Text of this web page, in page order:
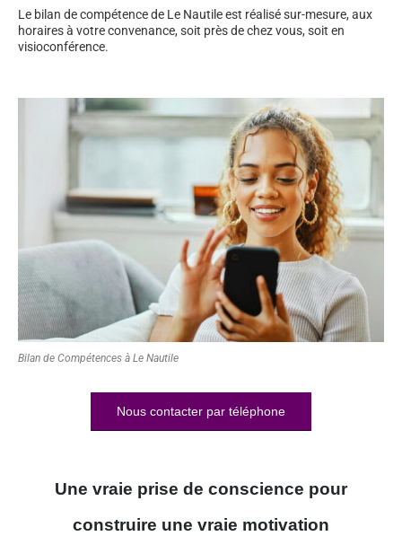
Le bilan de compétence de Le Nautile est réalisé sur-mesure, aux
horaires à votre convenance, soit près de chez vous, soit en
visioconférence.
Bilan de Compétences à Le Nautile
Nous contacter par téléphone
Une vraie prise de conscience pour
construire une vraie motivation